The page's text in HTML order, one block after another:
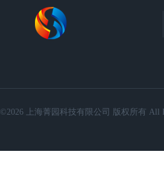
©2026 上海菁园科技有限公司 版权所有 All